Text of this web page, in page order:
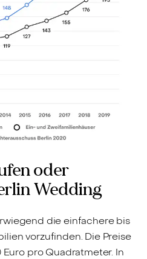
oder
Wedding
die einfachere bis
vorzufinden. Die Preise
pro Quadratmeter. In